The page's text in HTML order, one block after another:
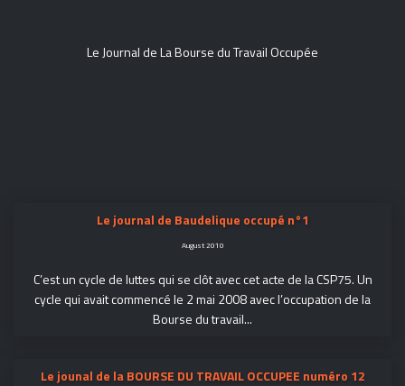
Le Journal de La Bourse du Travail Occupée
Le journal de Baudelique occupé n°1
August 2010
C’est un cycle de luttes qui se clôt avec cet acte de la CSP75. Un
cycle qui avait commencé le 2 mai 2008 avec l’occupation de la
Bourse du travail...
Le jounal de la BOURSE DU TRAVAIL OCCUPEE numéro 12